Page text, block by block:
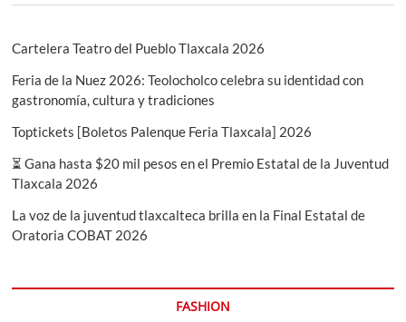
Cartelera Teatro del Pueblo Tlaxcala 2026
Feria de la Nuez 2026: Teolocholco celebra su identidad con
gastronomía, cultura y tradiciones
Toptickets [Boletos Palenque Feria Tlaxcala] 2026
⏳ Gana hasta $20 mil pesos en el Premio Estatal de la Juventud
Tlaxcala 2026
La voz de la juventud tlaxcalteca brilla en la Final Estatal de
Oratoria COBAT 2026
FASHION